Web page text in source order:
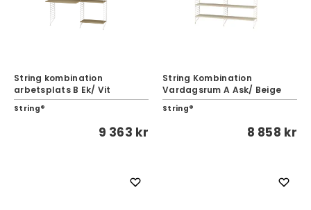
String kombination
arbetsplats B Ek/ Vit
String®
9 363 kr
String Kombination
Vardagsrum A Ask/ Beige
String®
8 858 kr